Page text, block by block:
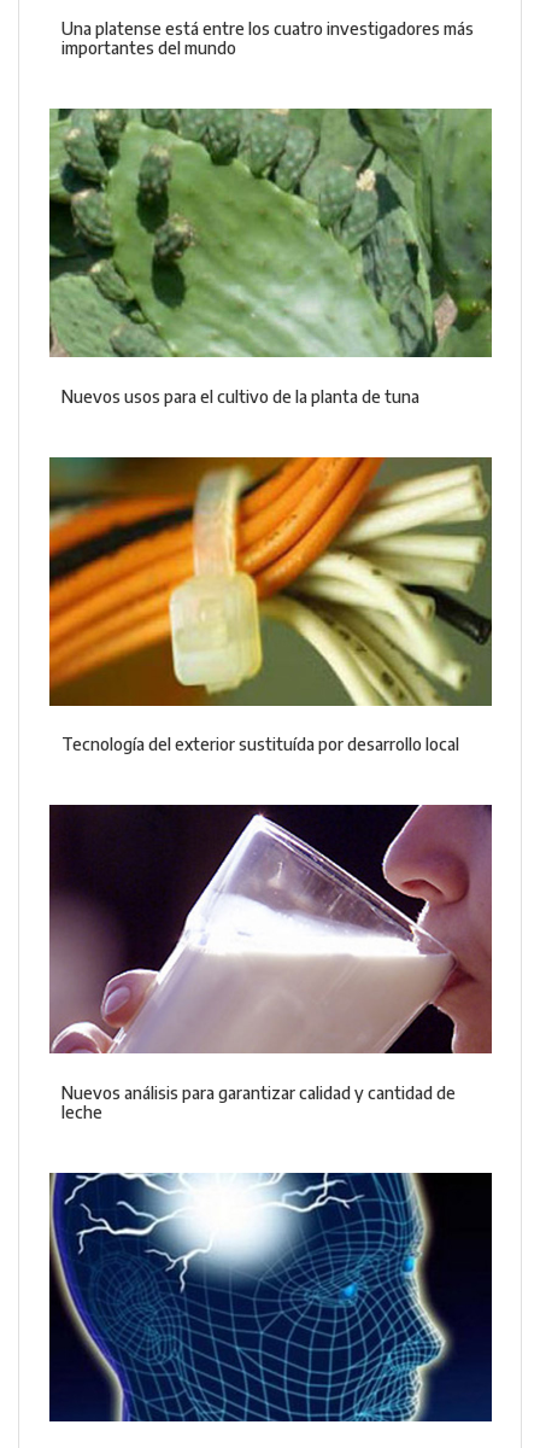
Una platense está entre los cuatro investigadores más
importantes del mundo
Nuevos usos para el cultivo de la planta de tuna
Tecnología del exterior sustituída por desarrollo local
Nuevos análisis para garantizar calidad y cantidad de
leche